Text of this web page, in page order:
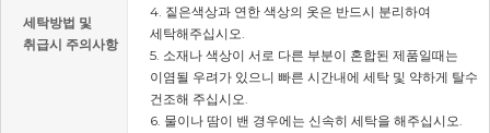
세탁방법 및
취급시 주의사항
4. 짙은색상과 연한 색상의 옷은 반드시 분리하여
세탁해주십시오.
5. 소재나 색상이 서로 다른 부분이 혼합된 제품일때는
이염될 우려가 있으니 빠른 시간내에 세탁 및 약하게 탈수
건조해 주십시오.
6. 물이나 땀이 밴 경우에는 신속히 세탁을 해주십시오.